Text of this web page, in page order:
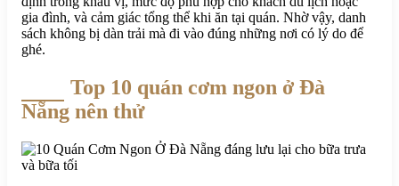
gia đình, và cảm giác tổng thể khi ăn tại quán. Nhờ vậy, danh
sách không bị dàn trải mà đi vào đúng những nơi có lý do để
ghé.
Top 10 quán cơm ngon ở Đà
Nẵng nên thử